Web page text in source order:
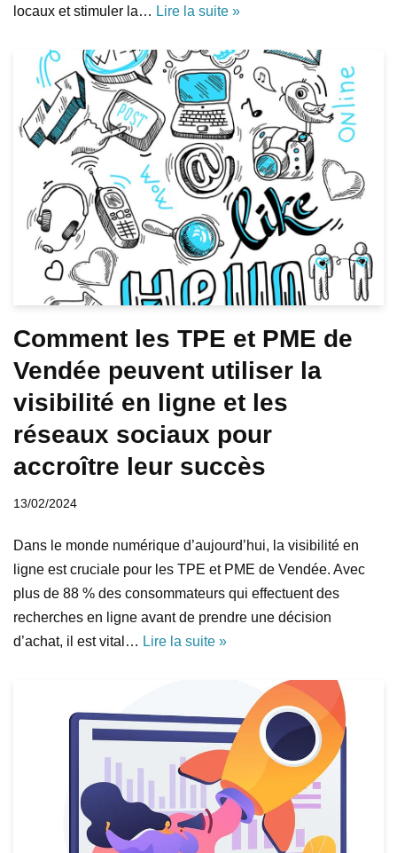
locaux et stimuler la… Lire la suite »
Comment les TPE et PME de
Vendée peuvent utiliser la
visibilité en ligne et les
réseaux sociaux pour
accroître leur succès
13/02/2024
Dans le monde numérique d’aujourd’hui, la visibilité en
ligne est cruciale pour les TPE et PME de Vendée. Avec
plus de 88 % des consommateurs qui effectuent des
recherches en ligne avant de prendre une décision
d’achat, il est vital… Lire la suite »